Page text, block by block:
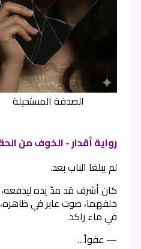
الصدفة المستحيلة
رواية أقدار - الخوف من
لم يبلغا الباب بعد.
كان أشرف قد مدّ يده
خلفهما، صوت عابر في
في ماء راكد.
— عفواً…